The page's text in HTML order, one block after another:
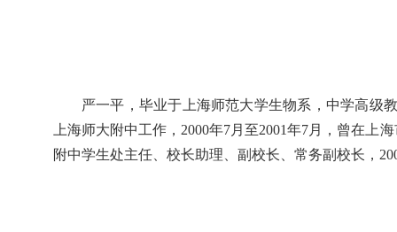
严一平，毕业于上海师范大学生物系，中学高级
上海师大附中工作，2000年7月至2001年7月，曾在上
附中学生处主任、校长助理、副校长、常务副校长，